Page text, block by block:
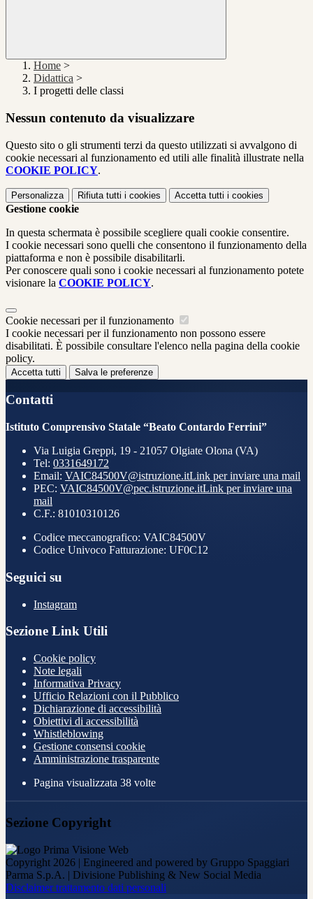
Home >
Didattica >
I progetti delle classi
Nessun contenuto da visualizzare
Questo sito o gli strumenti terzi da questo utilizzati si avvalgono di
cookie necessari al funzionamento ed utili alle finalità illustrate nella
COOKIE POLICY.
Personalizza Rifiuta tutti i cookies Accetta tutti i cookies
Gestione cookie
In questa schermata è possibile scegliere quali cookie consentire.
I cookie necessari sono quelli che consentono il funzionamento della
piattaforma e non è possibile disabilitarli.
Per conoscere quali sono i cookie necessari al funzionamento potete
visionare la COOKIE POLICY.
Cookie necessari per il funzionamento
I cookie necessari per il funzionamento non possono essere
disabilitati. È possibile consultare l'elenco nella pagina della cookie
policy.
Accetta tutti Salva le preferenze
Contatti
Istituto Comprensivo Statale “Beato Contardo Ferrini”
Via Luigia Greppi, 19 - 21057 Olgiate Olona (VA)
Tel: 0331649172
Email: VAIC84500V@istruzione.itLink per inviare una mail
PEC: VAIC84500V@pec.istruzione.itLink per inviare una
mail
C.F.: 81010310126
Codice meccanografico: VAIC84500V
Codice Univoco Fatturazione: UF0C12
Seguici su
Instagram
Sezione Link Utili
Cookie policy
Note legali
Informativa Privacy
Ufficio Relazioni con il Pubblico
Dichiarazione di accessibilità
Obiettivi di accessibilità
Whistleblowing
Gestione consensi cookie
Amministrazione trasparente
Pagina visualizzata 38 volte
Sezione Copyright
Copyright 2026 | Engineered and powered by Gruppo Spaggiari
Parma S.p.A. | Divisione Publishing & New Social Media
Disclaimer trattamento dati personali